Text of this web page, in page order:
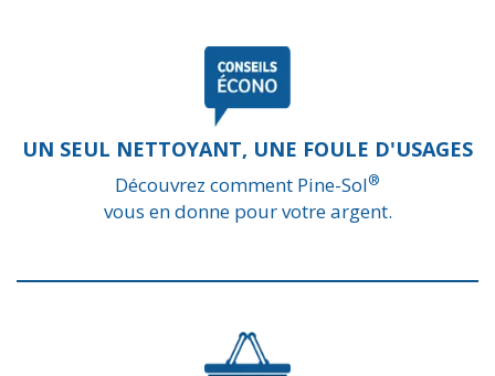
UN SEUL NETTOYANT, UNE FOULE D'USAGES
Découvrez comment Pine-Sol®
vous en donne pour votre argent.